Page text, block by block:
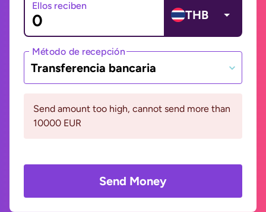
Ellos reciben
THB
Método de recepción
Transferencia bancaria
Send amount too high, cannot send more than
10000 EUR
Send Money